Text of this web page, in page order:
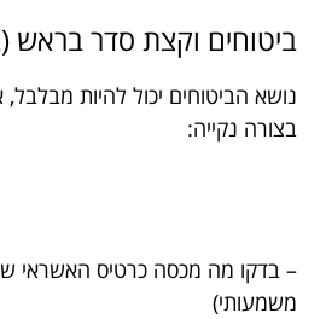
ביטוחים וקצת סדר בראש
נושא הביטוחים יכול להיות מבלבל,
בצורה נקייה:
– בדקו מה מכסה כרטיס האשראי
משמעותי)